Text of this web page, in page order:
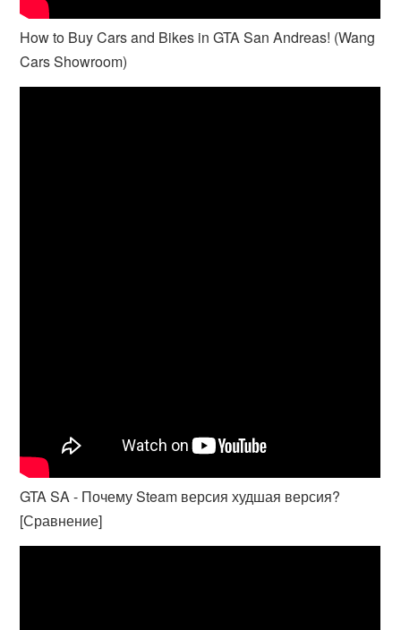
How to Buy Cars and Bikes in GTA San Andreas! (Wang
Cars Showroom)
GTA SA - Почему Steam версия худшая версия?
[Сравнение]